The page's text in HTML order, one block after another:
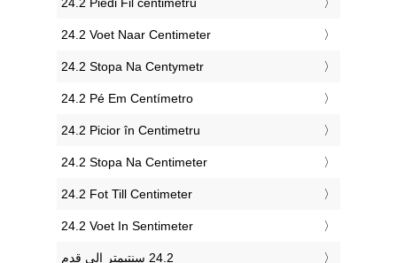
‎24.2 Voet Naar Centimeter
‎24.2 Stopa Na Centymetr
‎24.2 Pé Em Centímetro
‎24.2 Picior în Centimetru
‎24.2 Stopa Na Centimeter
‎24.2 Fot Till Centimeter
‎24.2 Voet In Sentimeter